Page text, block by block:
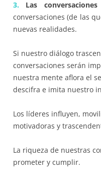
3. Las
conversaciones (de las
nuevas realidades.
Si nuestro diálogo
conversaciones serán
nuestra mente aflora el
descifra e imita nuestro
Los líderes influyen,
motivadoras y
La riqueza de nuestras
prometer y cumplir.